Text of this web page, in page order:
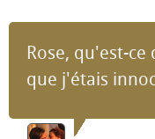
Rose, qu'est-
que j'étais